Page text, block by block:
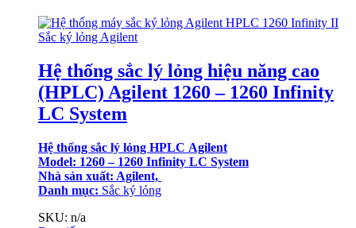
Sắc ký lỏng Agilent
Hệ thống sắc lý lỏng hiệu năng cao
(HPLC) Agilent 1260 – 1260 Infinity
LC System
Hệ thống sắc lý lỏng HPLC Agilent
Model: 1260 – 1260 Infinity LC System
Nhà sản xuất: Agilent,
Danh mục: Sắc ký lỏng
SKU: n/a